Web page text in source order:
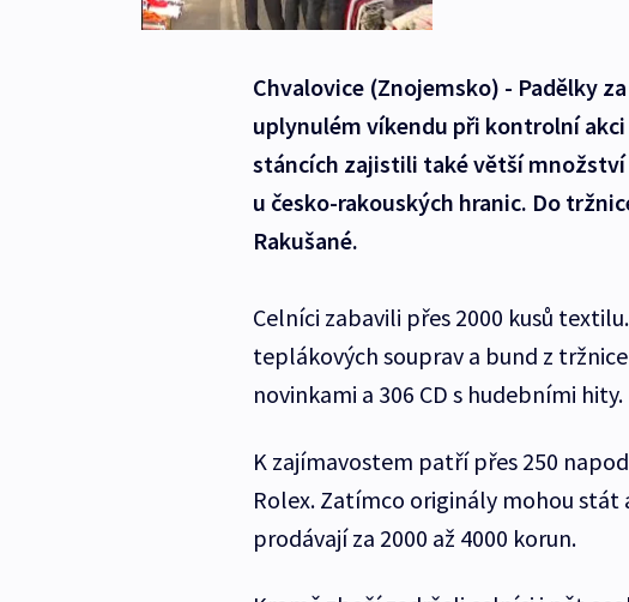
Chvalovice (Znojemsko) - Padělky
uplynulém víkendu při kontrolní
stáncích zajistili také větší
u česko-rakouských hranic. Do
Rakušané.
Celníci zabavili přes 2000 kusů
teplákových souprav a bund z
novinkami a 306 CD s hudebními hity.
K zajímavostem patří přes 250
Rolex. Zatímco originály mohou stát
prodávají za 2000 až 4000 korun.